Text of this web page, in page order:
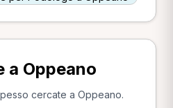
a Oppeano
cercate a Oppeano.